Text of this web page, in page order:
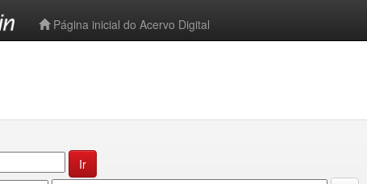
Página inicial do Acervo Digital